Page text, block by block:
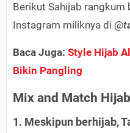
Berikut Sahijab rangkum
Instagram miliknya di @
Baca Juga: Style Hijab
Bikin Pangling
Mix and Match
1. Meskipun berhijab,